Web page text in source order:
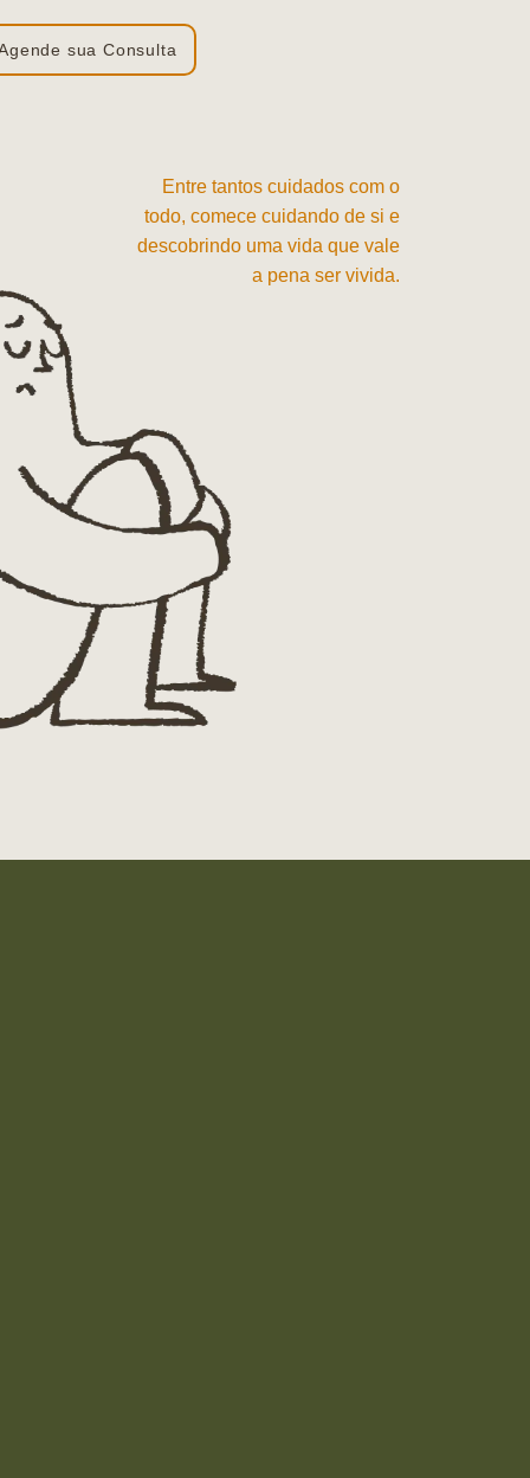
sua Consulta
Entre tantos cuidados com o
todo, comece cuidando de si e
descobrindo uma vida que vale
a pena ser vivida.